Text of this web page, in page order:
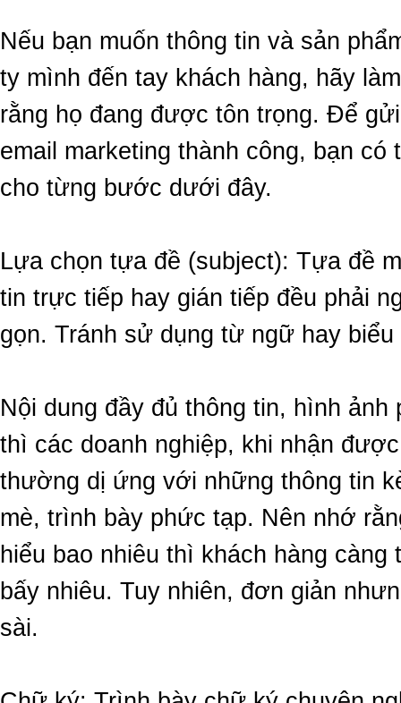
Nếu bạn muốn thông tin và sản
ty mình đến tay khách hàng, hãy
rằng họ đang được tôn trọng. Để
email marketing thành công, bạn có
cho từng bước dưới đây.
Lựa chọn tựa đề (subject): Tựa đề
tin trực tiếp hay gián tiếp đều phải
gọn. Tránh sử dụng từ ngữ hay biểu
Nội dung đầy đủ thông tin, hình
thì các doanh nghiệp, khi nhận
thường dị ứng với những thông tin
mè, trình bày phức tạp. Nên nhớ
hiểu bao nhiêu thì khách hàng càng
bấy nhiêu. Tuy nhiên, đơn giản
sài.